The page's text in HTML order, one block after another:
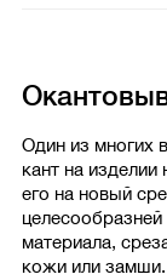
Один из многих
кант на
его на новый
целесообразней
материала,
кожи или замши.